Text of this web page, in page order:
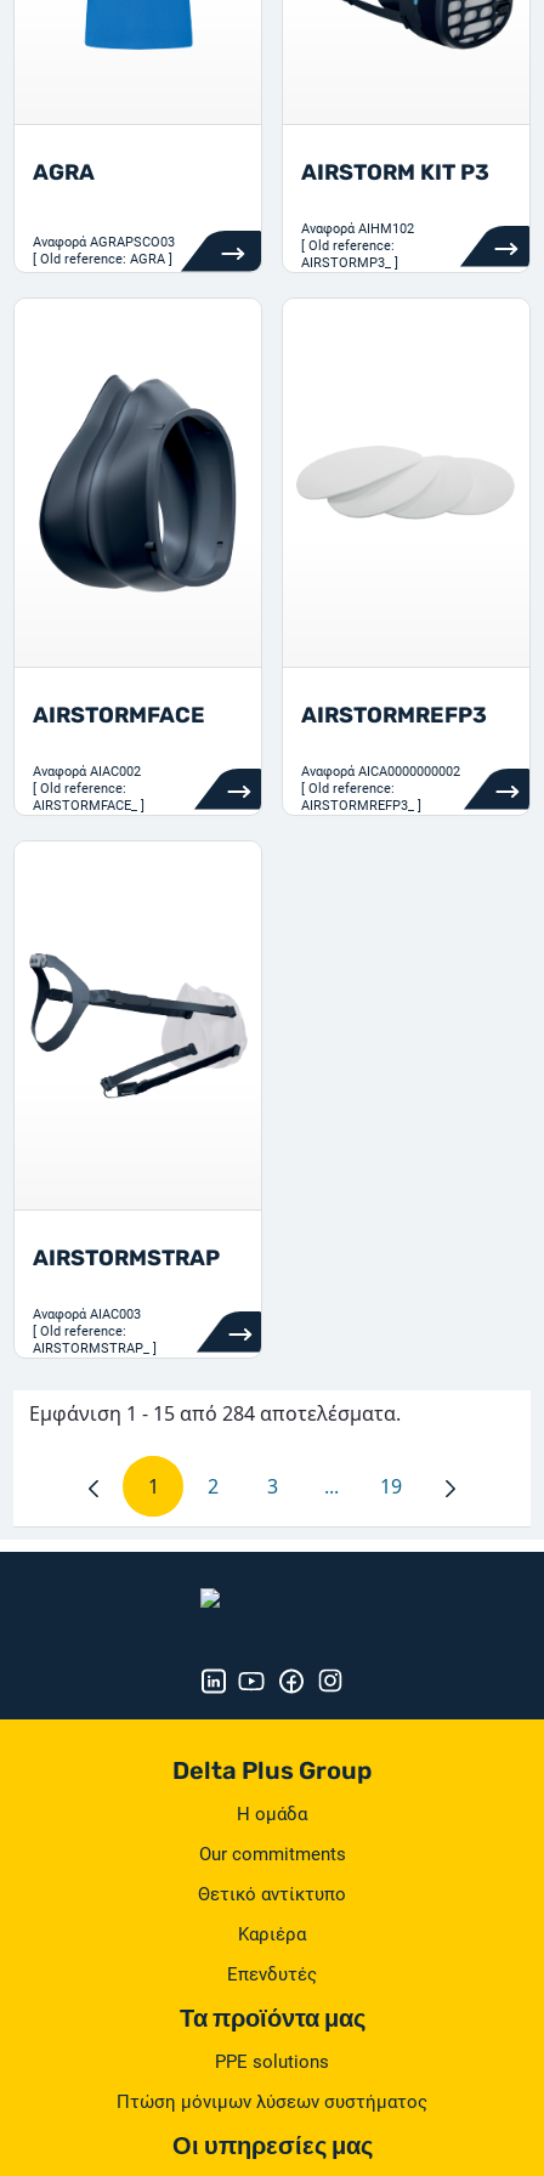
AGRA
Αναφορά AGRAPSCO03
[ Old reference: AGRA ]
AIRSTORM KIT P3
Αναφορά AIHM102
[ Old reference:
AIRSTORMP3_ ]
AIRSTORMFACE
Αναφορά AIAC002
[ Old reference:
AIRSTORMFACE_ ]
AIRSTORMREFP3
Αναφορά AICA0000000002
[ Old reference:
AIRSTORMREFP3_ ]
AIRSTORMSTRAP
Αναφορά AIAC003
[ Old reference:
AIRSTORMSTRAP_ ]
Εμφάνιση 1 - 15 από 284 αποτελέσματα.
Σελίδα
1 Σελίδα
2 Σελίδα
3 ...Ενδιάμεσες σελίδες
Σελίδα
19
Delta Plus Group
Η ομάδα
Our commitments
Θετικό αντίκτυπο
Καριέρα
Επενδυτές
Τα προϊόντα μας
PPE solutions
Πτώση μόνιμων λύσεων συστήματος
Οι υπηρεσίες μας